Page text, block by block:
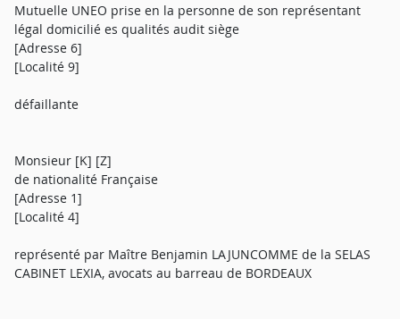
Mutuelle UNEO prise en la personne de son représentant
légal domicilié es qualités audit siège
[Adresse 6]
[Localité 9]
défaillante
Monsieur [K] [Z]
de nationalité Française
[Adresse 1]
[Localité 4]
représenté par Maître Benjamin LAJUNCOMME de la SELAS
CABINET LEXIA, avocats au barreau de BORDEAUX